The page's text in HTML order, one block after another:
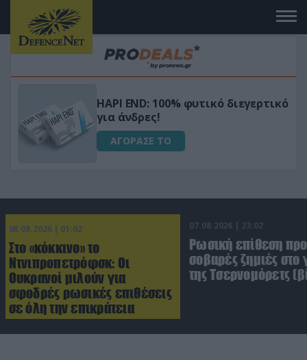
Μεταμόρφωσε τον κήπο σου με το
Ultra Box Μίνι Αλυσοπρίονο με
μπαταρία λιθίου
ΑΓΟΡΑΣΕ ΤΟ
08.08.2026 | 01:02
Στο «κόκκινο» το
Ντνιπροπετρόφσκ: Οι
Ουκρανοί μιλούν για
σφοδρές ρωσικές επιθέσεις
σε όλη την επικράτεια
07.08.2026 | 23:02
Ρωσική επίθεση
σοβαρές ζημιές στο
της Τσερνομόρετς